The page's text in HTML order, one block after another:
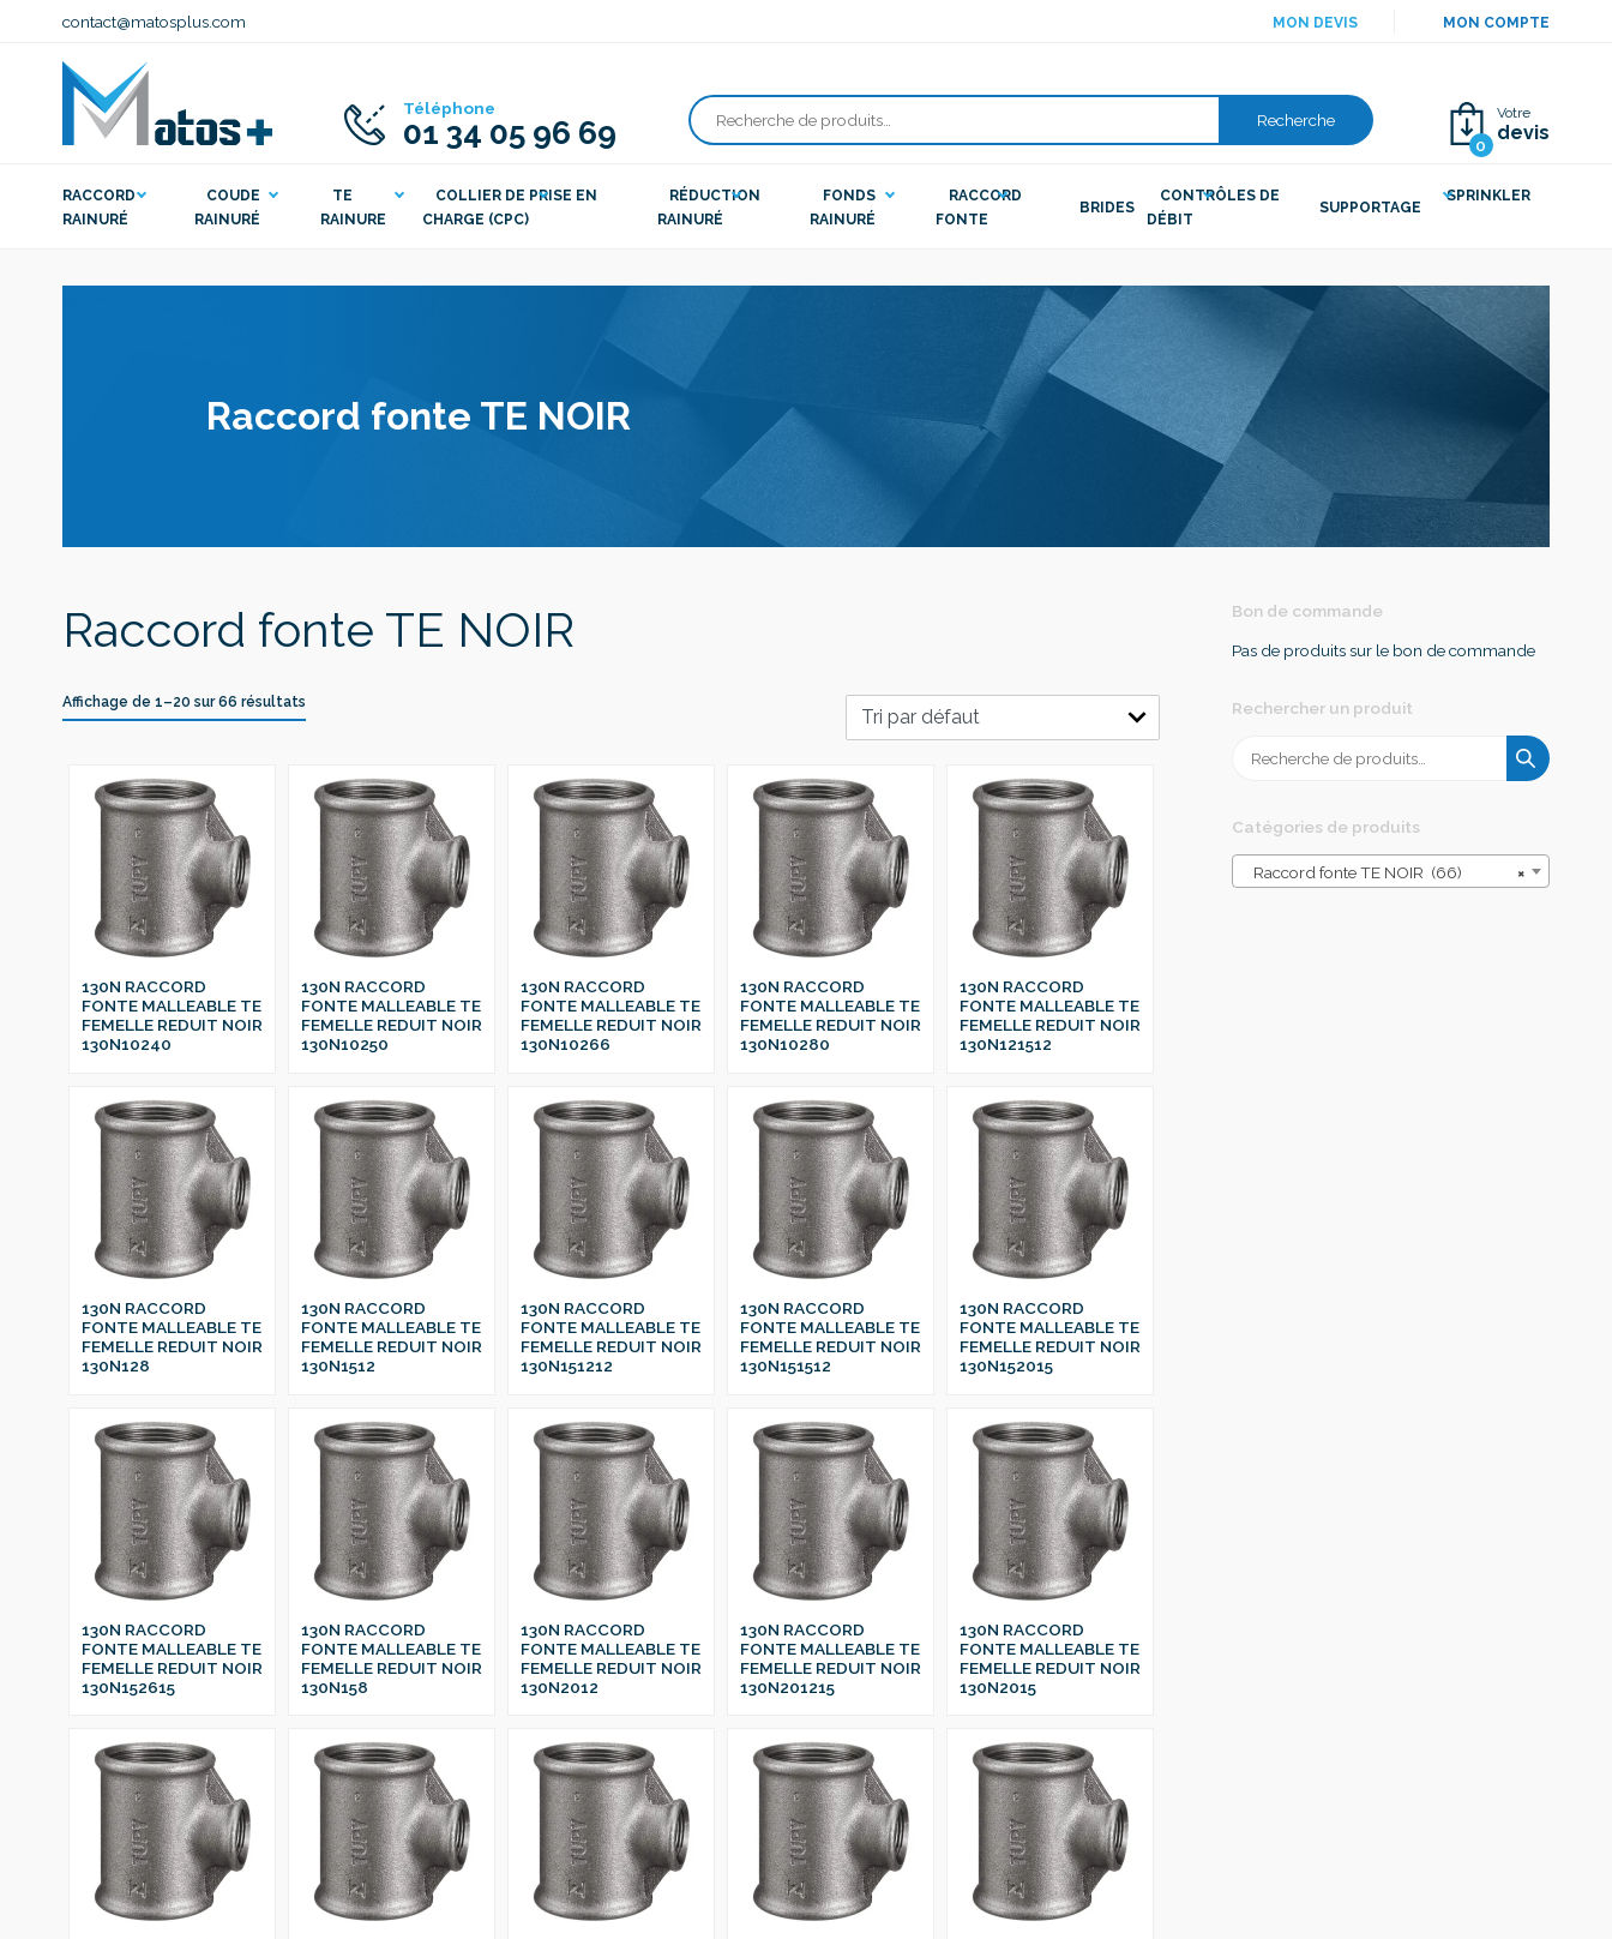
contact@matosplus.com MON DEVIS MON COMPTE
Téléphone
01 34 05 96 69
Recherche
Recherche
0
Votre
devis
RACCORD
RAINURÉ
COUDE
RAINURÉ
TE
RAINURE
COLLIER DE PRISE EN
CHARGE (CPC)
RÉDUCTION
RAINURÉ
FONDS
RAINURÉ
RACCORD
FONTE
BRIDES
CONTRÔLES DE
DÉBIT
SUPPORTAGE
SPRINKLER
Raccord fonte TE NOIR
Raccord fonte TE NOIR
Affichage de 1–20 sur 66 résultats
130N RACCORD
FONTE MALLEABLE TE
FEMELLE REDUIT NOIR
130N10240
130N RACCORD
FONTE MALLEABLE TE
FEMELLE REDUIT NOIR
130N10250
130N RACCORD
FONTE MALLEABLE TE
FEMELLE REDUIT NOIR
130N10266
130N RACCORD
FONTE MALLEABLE TE
FEMELLE REDUIT NOIR
130N10280
130N RACCORD
FONTE MALLEABLE TE
FEMELLE REDUIT NOIR
130N121512
130N RACCORD
FONTE MALLEABLE TE
FEMELLE REDUIT NOIR
130N128
130N RACCORD
FONTE MALLEABLE TE
FEMELLE REDUIT NOIR
130N1512
130N RACCORD
FONTE MALLEABLE TE
FEMELLE REDUIT NOIR
130N151212
130N RACCORD
FONTE MALLEABLE TE
FEMELLE REDUIT NOIR
130N151512
130N RACCORD
FONTE MALLEABLE TE
FEMELLE REDUIT NOIR
130N152015
130N RACCORD
FONTE MALLEABLE TE
FEMELLE REDUIT NOIR
130N152615
130N RACCORD
FONTE MALLEABLE TE
FEMELLE REDUIT NOIR
130N158
130N RACCORD
FONTE MALLEABLE TE
FEMELLE REDUIT NOIR
130N2012
130N RACCORD
FONTE MALLEABLE TE
FEMELLE REDUIT NOIR
130N201215
130N RACCORD
FONTE MALLEABLE TE
FEMELLE REDUIT NOIR
130N2015
Bon de commande
Pas de produits sur le bon de commande
Rechercher un produit
pour :
Catégories de produits
×
Raccord fonte TE NOIR (66)